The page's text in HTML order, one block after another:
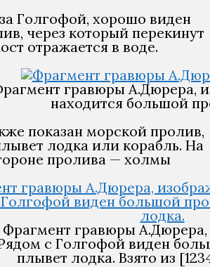
Голгофой, хорошо виден
через который перекинут
отражается в воде.
гравюры
находится большой
показан морской пролив,
лодка или корабль. На
пролива — холмы
Фрагмент гравюры
с Голгофой виден
плывет лодка. Взято из